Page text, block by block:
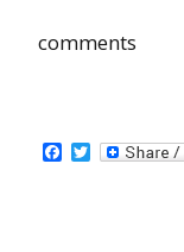
comments
Facebook
Twitter